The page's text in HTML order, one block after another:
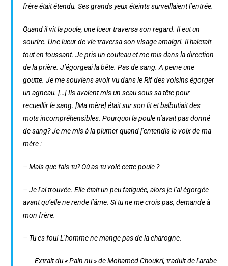
frère était étendu. Ses grands yeux éteints surveillaient l’entrée.
Quand il vit la poule, une lueur traversa son regard. Il eut un
sourire. Une lueur de vie traversa son visage amaigri. Il haletait
tout en toussant. Je pris un couteau et me mis dans la direction
de la prière. J’égorgeai la bête. Pas de sang. A peine une
goutte. Je me souviens avoir vu dans le Rif des voisins égorger
un agneau. […] Ils avaient mis un seau sous sa tête pour
recueillir le sang. [Ma mère] était sur son lit et balbutiait des
mots incompréhensibles. Pourquoi la poule n’avait pas donné
de sang? Je me mis à la plumer quand j’entendis la voix de ma
mère :
– Mais que fais-tu? Où as-tu volé cette poule ?
– Je l’ai trouvée. Elle était un peu fatiguée, alors je l’ai égorgée
avant qu’elle ne rende l’âme. Si tu ne me crois pas, demande à
mon frère.
– Tu es fou! L’homme ne mange pas de la charogne.
Extrait du « Pain nu »de Mohamed Choukri, traduit de l’arabe